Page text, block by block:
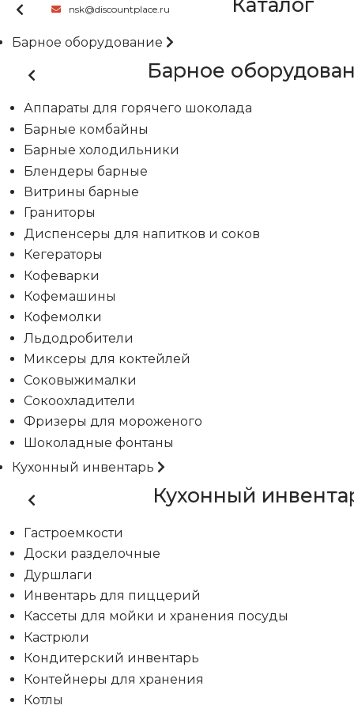
nsk@discountplace.ru Каталог
Барное оборудование
Барное
Аппараты для горячего шоколада
Барные комбайны
Барные холодильники
Блендеры барные
Витрины барные
Граниторы
Диспенсеры для напитков и соков
Кегераторы
Кофеварки
Кофемашины
Кофемолки
Льдодробители
Миксеры для коктейлей
Соковыжималки
Сокоохладители
Фризеры для мороженого
Шоколадные фонтаны
Кухонный инвентарь
Кухонный
Гастроемкости
Доски разделочные
Дуршлаги
Инвентарь для пиццерий
Кассеты для мойки и хранения посуды
Кастрюли
Кондитерский инвентарь
Контейнеры для хранения
Котлы